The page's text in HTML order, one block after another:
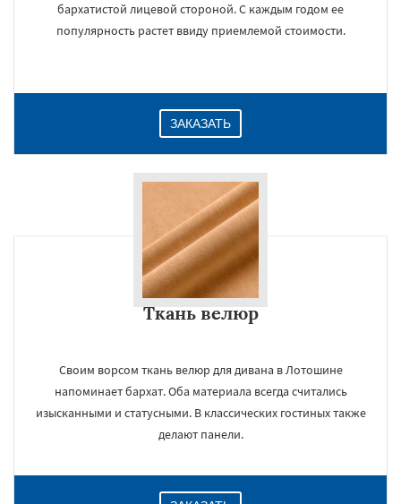
бархатистой лицевой стороной. С каждым годом ее
популярность растет ввиду приемлемой стоимости.
ЗАКАЗАТЬ
Ткань велюр
Своим ворсом ткань велюр для дивана в Лотошине
напоминает бархат. Оба материала всегда считались
изысканными и статусными. В классических гостиных также
делают панели.